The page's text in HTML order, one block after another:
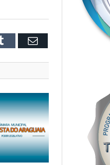
Tumblr Email